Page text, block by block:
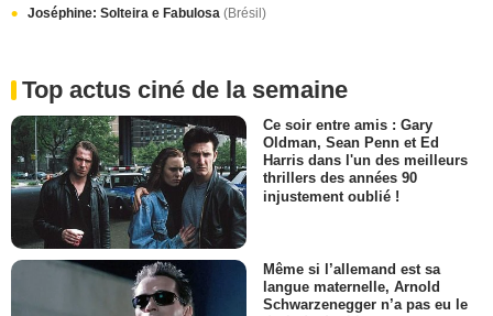
Joséphine: Solteira e Fabulosa (Brésil)
Top actus ciné de la semaine
Ce soir entre amis : Gary
Oldman, Sean Penn et Ed
Harris dans l'un des meilleurs
thrillers des années 90
injustement oublié !
Même si l’allemand est sa
langue maternelle, Arnold
Schwarzenegger n’a pas eu le